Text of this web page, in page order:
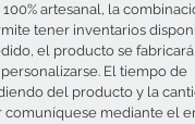
artesanal, la
tener inventarios
el producto se fabricará
El tiempo de
del producto y la
comuníquese mediante el